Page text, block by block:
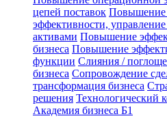
цепей поставок Повышение
эффективности,
активами Повышение
бизнеса Повышение
функции Слияния /
бизнеса Сопровождение
трансформация бизнеса
решения Технологический
Академия бизнеса Б1